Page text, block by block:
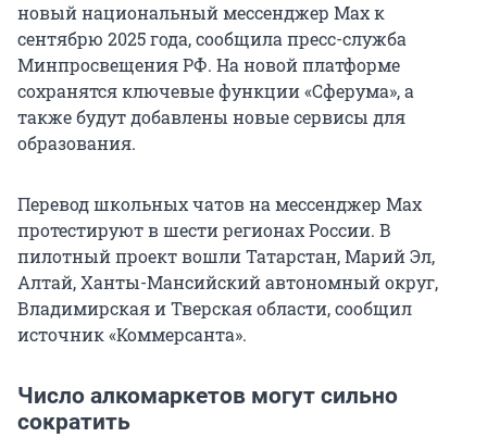
новый национальный мессенджер Max к
сентябрю 2025 года, сообщила пресс-служба
Минпросвещения РФ. На новой платформе
сохранятся ключевые функции «Сферума», а
также будут добавлены новые сервисы для
образования.
Перевод школьных чатов на мессенджер Max
протестируют в шести регионах России. В
пилотный проект вошли Татарстан, Марий Эл,
Алтай, Ханты-Мансийский автономный округ,
Владимирская и Тверская области, сообщил
источник «Коммерсанта».
Число алкомаркетов могут сильно
сократить